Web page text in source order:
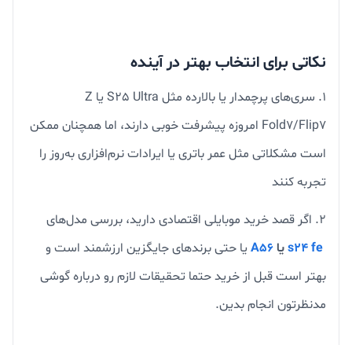
نکاتی برای انتخاب بهتر در آینده
سری‌های پرچمدار یا بالارده مثل S25 Ultra یا Z
Fold7/Flip7 امروزه پیشرفت خوبی دارند، اما همچنان ممکن
است مشکلاتی مثل عمر باتری یا ایرادات نرم‌افزاری به‌روز را
تجربه کنند
اگر قصد خرید موبایلی اقتصادی دارید، بررسی مدل‌های
s24 feیاA56 یا حتی برندهای جایگزین ارزشمند است و
بهتر است قبل از خرید حتما تحقیقات لازم رو درباره گوشی
مدنظرتون انجام بدین.